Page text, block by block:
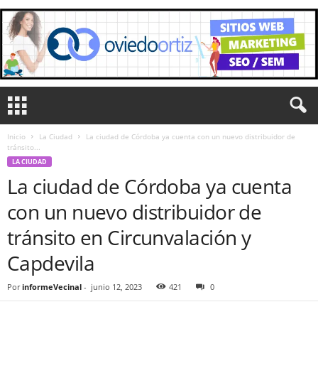
Inicio La Ciudad
La ciudad de Córdoba ya cuenta con un nuevo distribuidor de
tránsito...
LA CIUDAD
La ciudad de Córdoba ya cuenta
con un nuevo distribuidor de
tránsito en Circunvalación y
Capdevila
Por informeVecinal - junio 12, 2023 421 0